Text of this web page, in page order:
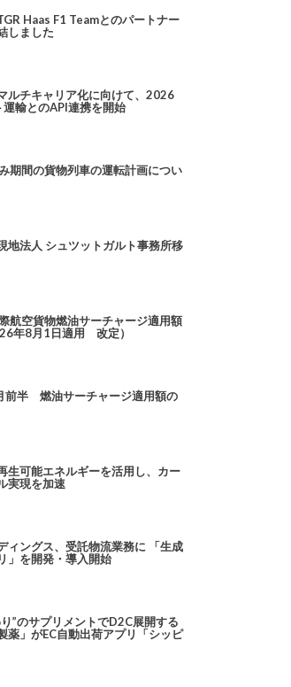
Haas F1 Teamとのパートナー
しました
ルチキャリア化に向けて、2026
輸とのAPI連携を開始
期間の貨物列車の運転計画につい
地法人 シュツットガルト事務所移
航空貨物燃油サーチャージ適用額
年8月1日適用 改定）
前半 燃油サーチャージ適用額の
生可能エネルギーを活用し、カー
実現を加速
ィングス、受託物流業務に 「生成
」を開発・導入開始
”のサプリメントでD2C展開する
薬」がEC自動出荷アプリ「シッピ